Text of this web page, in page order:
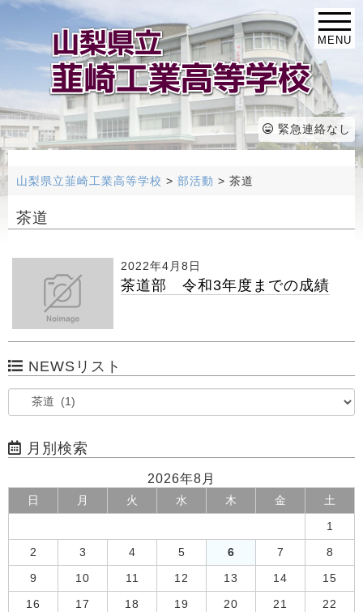
MENU
緊急連絡なし
山梨県立韮崎工業高等学校 > 部活動 > 茶道
茶道
2022年4月8日
茶道部 令和3年度までの成績
NEWSリスト
月別検索
2026年8月
日 月 火 水 木 金 土
1
2 3 4 5 6 7 8
9 10 11 12 13 14 15
16 17 18 19 20 21 22